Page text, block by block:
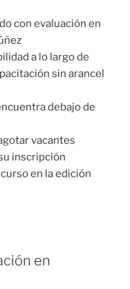
con evaluación en
a lo largo de
sin arancel
debajo de
vacantes
inscripción
en la edición
en